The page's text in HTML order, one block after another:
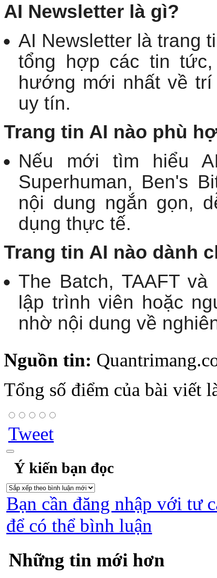
AI Newsletter là gì?
AI Newsletter là trang
tổng hợp các tin
hướng mới nhất về
uy tín.
Trang tin AI nào phù
Nếu mới tìm hiểu
Superhuman, Ben's
nội dung ngắn gọn,
dụng thực tế.
Trang tin AI nào dành
The Batch, TAAFT
lập trình viên hoặc
nhờ nội dung về
Nguồn tin:
Tổng số điểm của bài viết
Tweet
Ý kiến bạn đọc
Bạn cần đăng nhập với tư
để có thể bình luận
Những tin mới hơn